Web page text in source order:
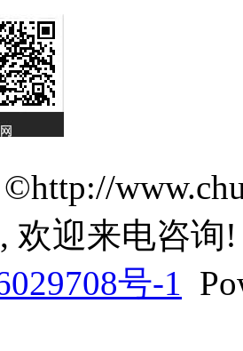
欢迎来电咨询!
号-1